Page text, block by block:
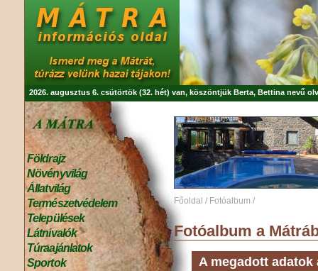
2026. augusztus 6. csütörtök (32. hét) van, köszöntjük Berta, Bettina nevű
Földrajz
Növényvilág
Állatvilág
Természetvédelem
Települések
Látnivalók
Túraajánlatok
Sportok
Főoldal / Fotóalbum /
Fotóalbum a
A megadott